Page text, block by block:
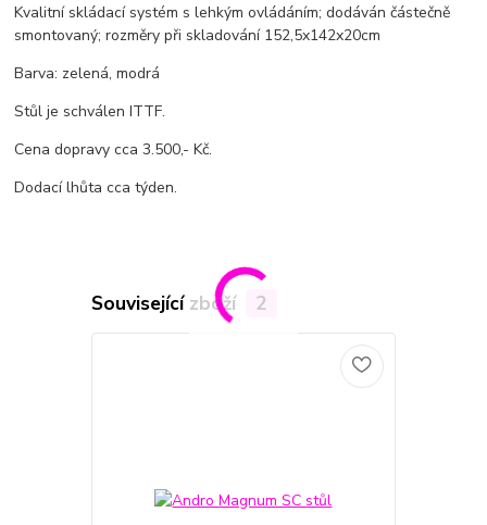
Kvalitní skládací systém s lehkým ovládáním; dodáván částečně
smontovaný; rozměry při skladování 152,5x142x20cm
Barva: zelená, modrá
Stůl je schválen ITTF.
Cena dopravy cca 3.500,- Kč.
Dodací lhůta cca týden.
Související zboží 2